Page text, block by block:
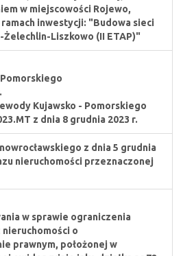
w miejscowości Rojewo,
inwestycji: "Budowa sieci
Liszkowo (II ETAP)"
Kujawsko - Pomorskiego
z dnia 8 grudnia 2023 r.
z dnia 5 grudnia
nieruchomości przeznaczonej
w sprawie ograniczenia
o
prawnym, położonej w